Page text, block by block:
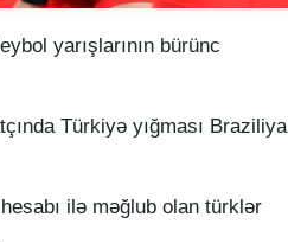
yarışlarının bürünc
Türkiyə yığması Braziliya
ilə məğlub olan türklər